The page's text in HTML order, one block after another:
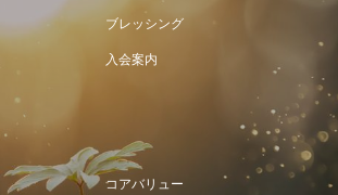
ブレッシング
入会案内
コアバリュー